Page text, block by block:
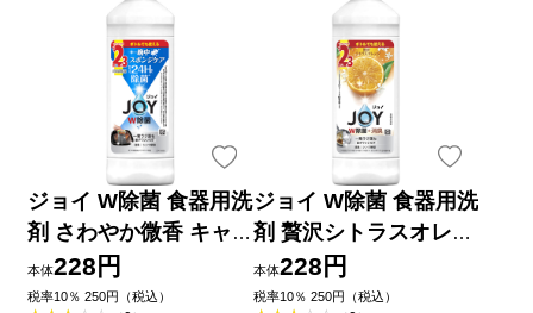
ジョイ W除菌 食器用洗
剤 さわやか微香 キャ
ップ付き詰め替え ３０
０ｍＬ Ｐ＆Ｇジャパン
本体228円
税率10％ 250円（税込）
ジョイ W除菌 食器用洗
剤 贅沢シトラスオレン
ジ キャップ付き詰め替
え ３００ｍＬ Ｐ＆Ｇ
本体228円
税率10％ 250円（税込）